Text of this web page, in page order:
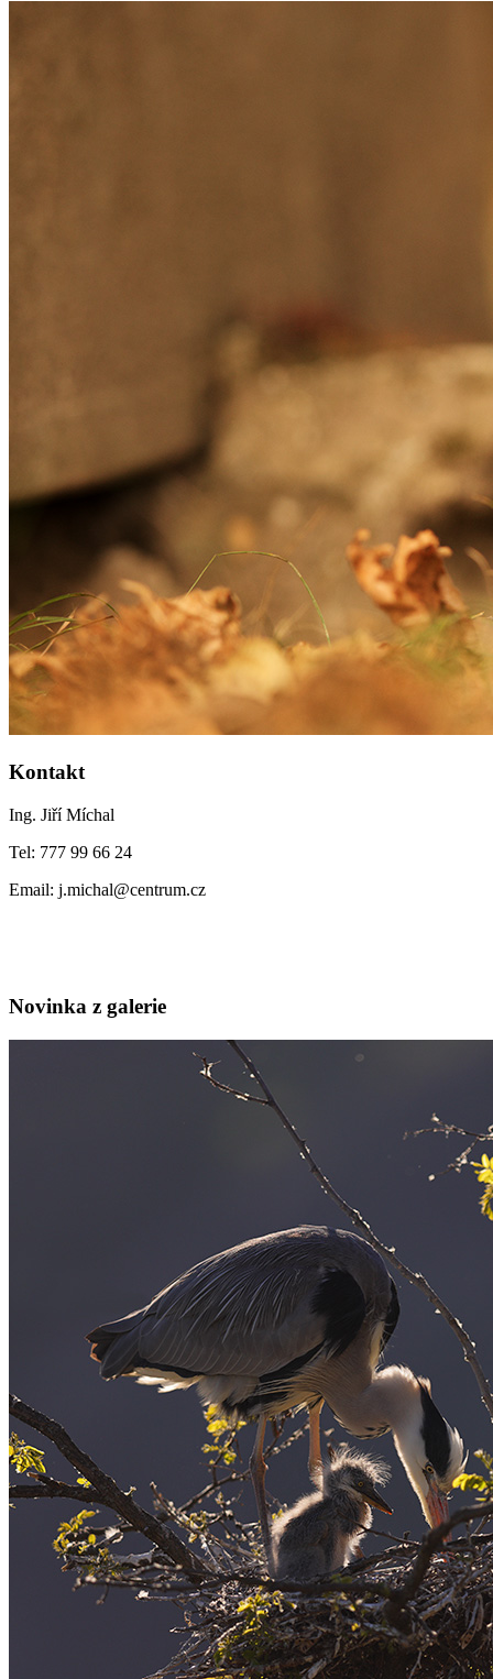
Kontakt
Ing. Jiří Míchal
Tel: 777 99 66 24
Email: j.michal@centrum.cz
Novinka z galerie